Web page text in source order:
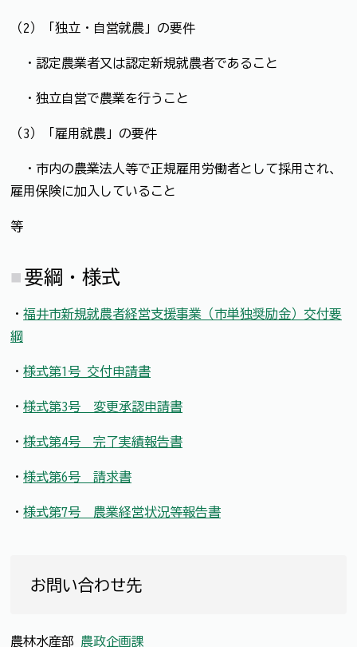
（2）「独立・自営就農」の要件
・認定農業者又は認定新規就農者であること
・独立自営で農業を行うこと
（3）「雇用就農」の要件
・市内の農業法人等で正規雇用労働者として採用され、
雇用保険に加入していること
等
要綱・様式
・ 福井市新規就農者経営支援事業（市単独奨励金）交付要
綱
・ 様式第1号_交付申請書
・ 様式第3号 変更承認申請書
・ 様式第4号 完了実績報告書
・ 様式第6号 請求書
・ 様式第7号 農業経営状況等報告書
お問い合わせ先
農林水産部 農政企画課